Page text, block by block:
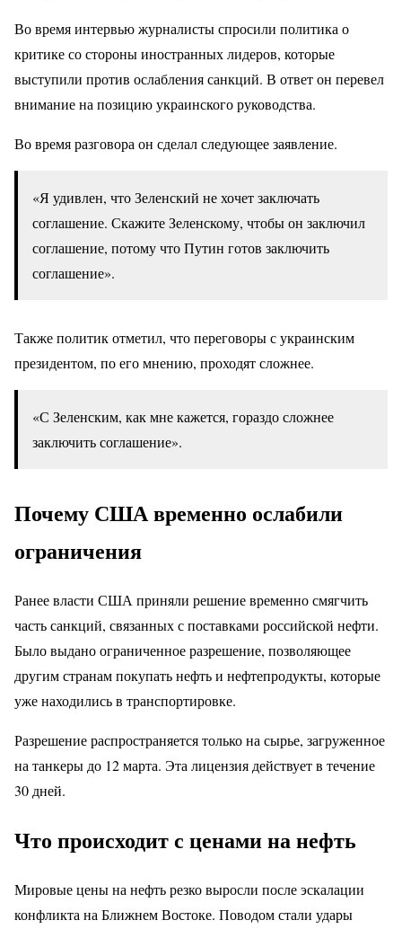
Во время интервью журналисты спросили политика о
критике со стороны иностранных лидеров, которые
выступили против ослабления санкций. В ответ он перевел
внимание на позицию украинского руководства.
Во время разговора он сделал следующее заявление.
«Я удивлен, что Зеленский не хочет заключать
соглашение. Скажите Зеленскому, чтобы он заключил
соглашение, потому что Путин готов заключить
соглашение».
Также политик отметил, что переговоры с украинским
президентом, по его мнению, проходят сложнее.
«С Зеленским, как мне кажется, гораздо сложнее
заключить соглашение».
Почему США временно ослабили
ограничения
Ранее власти США приняли решение временно смягчить
часть санкций, связанных с поставками российской нефти.
Было выдано ограниченное разрешение, позволяющее
другим странам покупать нефть и нефтепродукты, которые
уже находились в транспортировке.
Разрешение распространяется только на сырье, загруженное
на танкеры до 12 марта. Эта лицензия действует в течение
30 дней.
Что происходит с ценами на нефть
Мировые цены на нефть резко выросли после эскалации
конфликта на Ближнем Востоке. Поводом стали удары